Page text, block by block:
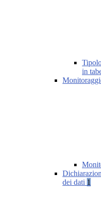
in
dei dati 1